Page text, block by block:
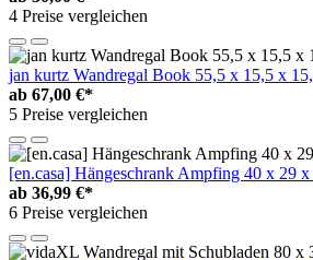
4 Preise vergleichen
jan kurtz Wandregal Book 55,5 x 15,5 x
ab 67,00 €*
5 Preise vergleichen
[en.casa] Hängeschrank Ampfing 40 x 29
ab 36,99 €*
6 Preise vergleichen